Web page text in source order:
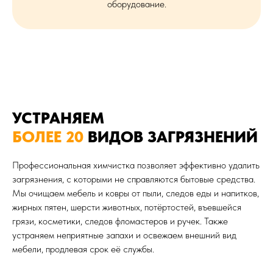
оборудование.
УСТРАНЯЕМ
БОЛЕЕ 20 ВИДОВ ЗАГРЯЗНЕНИЙ
Профессиональная химчистка позволяет эффективно удалить
загрязнения, с которыми не справляются бытовые средства.
Мы очищаем мебель и ковры от пыли, следов еды и напитков,
жирных пятен, шерсти животных, потёртостей, въевшейся
грязи, косметики, следов фломастеров и ручек. Также
устраняем неприятные запахи и освежаем внешний вид
мебели, продлевая срок её службы.